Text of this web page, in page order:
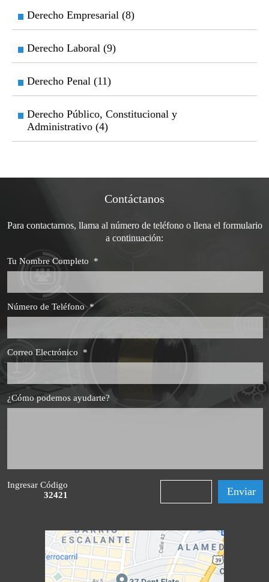
Derecho Empresarial (8)
Derecho Laboral (9)
Derecho Penal (11)
Derecho Público, Constitucional y
Administrativo (4)
Contáctanos
Para contactarnos, llama al número de teléfono o llena el formulario
a continuación:
*
Tu Nombre Completo
*
Número de Teléfono
*
Correo Electrónico
¿Cómo podemos ayudarte?
Ingresar Código
32421